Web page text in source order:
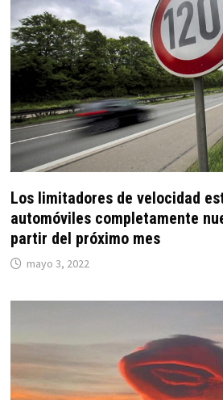
Los limitadores de velocidad
automóviles completamente
partir del próximo mes
mayo 3, 2022